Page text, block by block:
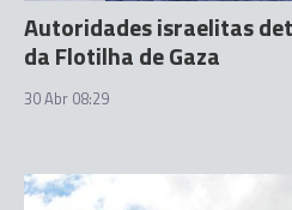
Autoridades israelitas
da Flotilha de Gaza
30 Abr 08:29